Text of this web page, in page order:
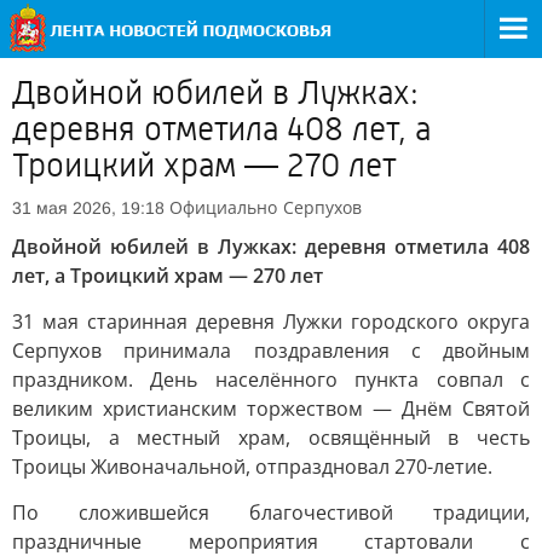
Двойной юбилей в Лужках:
деревня отметила 408 лет, а
Троицкий храм — 270 лет
31 мая 2026, 19:18 Официально Серпухов
Двойной юбилей в Лужках: деревня отметила 408
лет, а Троицкий храм — 270 лет
31 мая старинная деревня Лужки городского округа
Серпухов принимала поздравления с двойным
праздником. День населённого пункта совпал с
великим христианским торжеством — Днём Святой
Троицы, а местный храм, освящённый в честь
Троицы Живоначальной, отпраздновал 270-летие.
По сложившейся благочестивой традиции,
праздничные мероприятия стартовали с